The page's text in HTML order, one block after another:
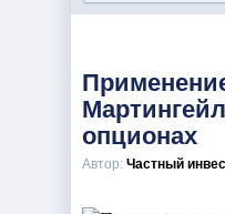
опционах
Автор: Частный